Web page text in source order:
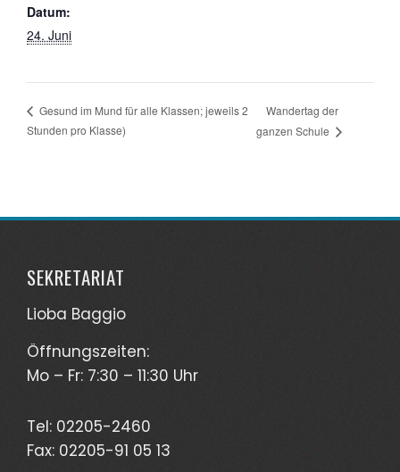
Datum:
24. Juni
Gesund im Mund für alle Klassen; jeweils 2
Stunden pro Klasse)
Wandertag der
ganzen Schule
SEKRETARIAT
Lioba Baggio
Öffnungszeiten:
Mo – Fr: 7:30 – 11:30 Uhr
Tel: 02205-2460
Fax: 02205-91 05 13